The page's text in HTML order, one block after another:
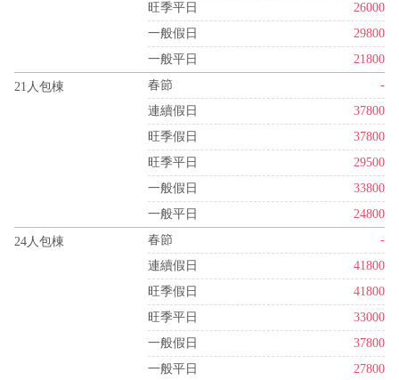
旺季平日
26000
一般假日
29800
一般平日
21800
21人包棟 春節
-
連續假日
37800
旺季假日
37800
旺季平日
29500
一般假日
33800
一般平日
24800
24人包棟 春節
-
連續假日
41800
旺季假日
41800
旺季平日
33000
一般假日
37800
一般平日
27800